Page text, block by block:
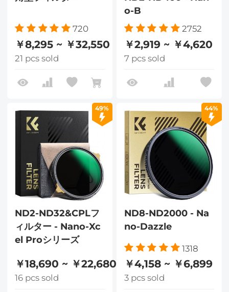
720
￥8,295 ~ ￥32,550
21 pcs sold
o-B
2752
￥2,919 ~ ￥4,620
7 pcs sold
49%
ND2-ND32&CPLフ
ィルター - Nano-Xc
el Proシリーズ
￥18,690 ~ ￥22,680
16 pcs sold
44%
ND8-ND2000 - Na
no-Dazzle
1318
￥4,158 ~ ￥6,899
3 pcs sold